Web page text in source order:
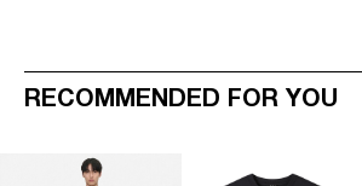
RECOMMENDED FOR YOU